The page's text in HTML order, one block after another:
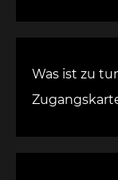
Was ist zu